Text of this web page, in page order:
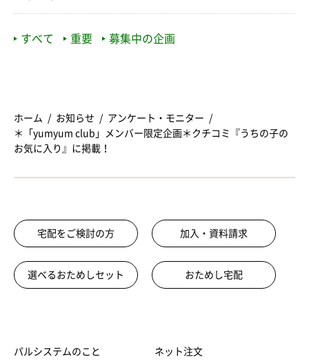
すべて 重要 募集中の企画
ホーム お知らせ
アンケート・モニター
＊「yumyum club」メンバー限定企画＊クチコミ『うちの子の
お気に入り』に掲載！
宅配をご検討の方 加入・資料請求
選べるおためしセット おためし宅配
パルシステムのこと ネット注文